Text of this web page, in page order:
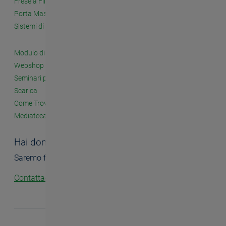
Porta Maschi e Accessori
Sistemi di Filettatura a Fissaggio Meccanico
Modulo di Contatto
Webshop
Seminari per i Clienti
Scarica
Come Trovarci
Mediateca
Hai domande?
Saremo felici di aiutarti.
Contattaci!